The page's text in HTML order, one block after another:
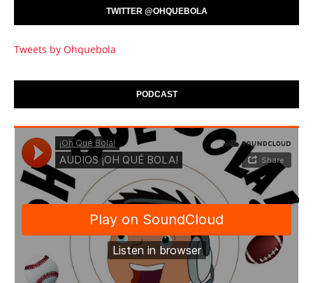
TWITTER @OHQUEBOLA
Tweets by Ohquebola
PODCAST